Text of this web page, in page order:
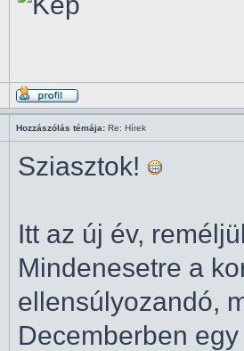
Hozzászólás témája: Re: Hírek
Sziasztok!
Itt az új év,
Mindenesetre a
ellensúlyozandó,
Decemberben